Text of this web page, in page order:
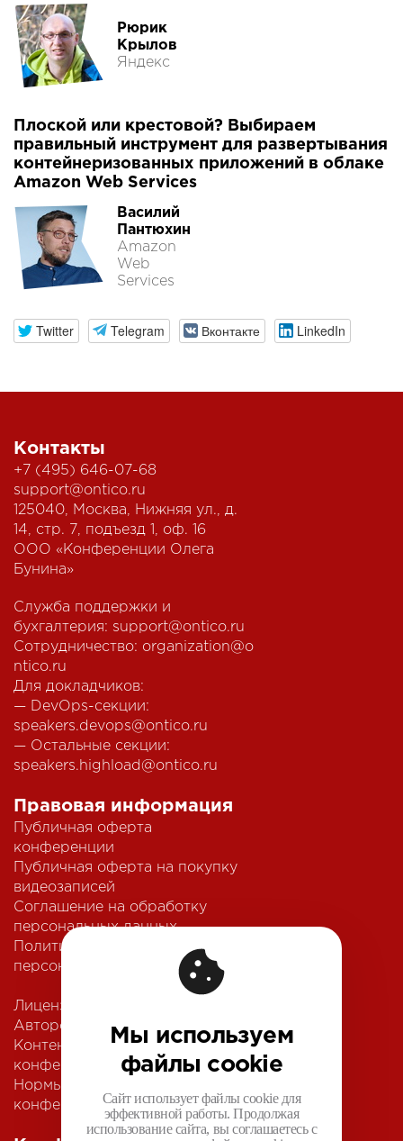
Рюрик
Крылов
Яндекс
Плоской или крестовой? Выбираем
правильный инструмент для развертывания
контейнеризованных приложений в облаке
Amazon Web Services
Василий
Пантюхин
Amazon
Web
Services
Twitter Telegram Вконтакте LinkedIn
Контакты
+7 (495) 646-07-68
support@ontico.ru
125040, Москва, Нижняя ул., д.
14, стр. 7, подъезд 1, оф. 16
ООО «Конференции Олега
Бунина»
Служба поддержки и
бухгалтерия: support@ontico.ru
Сотрудничество: organization@o
ntico.ru
Для докладчиков:
— DevOps-секции:
speakers.devops@ontico.ru
— Остальные секции:
speakers.highload@ontico.ru
Правовая информация
Публичная оферта
конференции
Публичная оферта на покупку
видеозаписей
Соглашение на обработку
персональных данных
Политика обработки
персональных данных
Лицензионный договор с
Автором
Контентная политика
конференции
Нормы поведения для
конференции
Мы используем
файлы cookie
Сайт использует файлы cookie для
эффективной работы. Продолжая
использование сайта, вы соглашаетесь с